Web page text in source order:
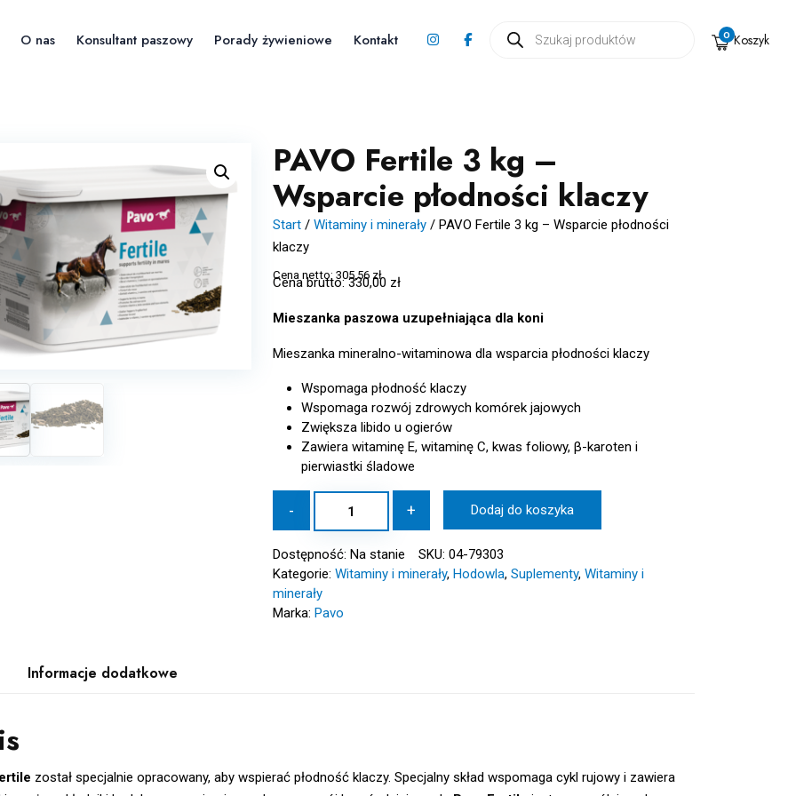
O nas Konsultant paszowy Porady żywieniowe Kontakt
produktów
0 Koszyk
PAVO Fertile 3 kg –
Wsparcie płodności klaczy
Start /Witaminy i minerały /PAVO Fertile 3 kg – Wsparcie płodności
klaczy
Cena netto:305,56 zł
Cena brutto:330,00 zł
Mieszanka paszowa uzupełniająca dla koni
Mieszanka mineralno-witaminowa dla wsparcia płodności klaczy
Wspomaga płodność klaczy
Wspomaga rozwój zdrowych komórek jajowych
Zwiększa libido u ogierów
Zawiera witaminę E, witaminę C, kwas foliowy, β-karoten i
pierwiastki śladowe
-
3
kg
-
Wsparcie
+ Dodaj do koszyka
Dostępność:Na stanie SKU:04-79303
Kategorie:Witaminy i minerały,Hodowla,Suplementy,Witaminy i
minerały
Marka:Pavo
Informacje dodatkowe
został specjalnie opracowany, aby wspierać płodność klaczy. Specjalny skład wspomaga cykl rujowy i zawiera